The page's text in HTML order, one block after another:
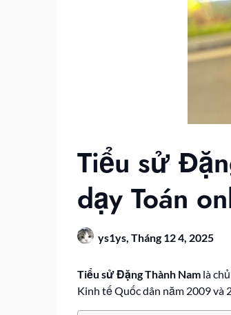
Tiểu sử
dạy Toán
ys1ys, Tháng 12 4, 2025
Tiểu sử Đặng Thành Nam là
Kinh tế Quốc dân năm 2009 và